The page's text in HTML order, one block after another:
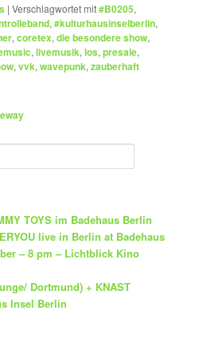
|Verschlagwortet mit#B0205,
,#kulturhausinselberlin,
,coretex,die besondere show,
,livemusik,los,presale,
,vvk,wavepunk,zauberhaft
TOYS im Badehaus Berlin
live in Berlin at Badehaus
– 8 pm – Lichtblick Kino
Dortmund) + KNAST
Insel Berlin